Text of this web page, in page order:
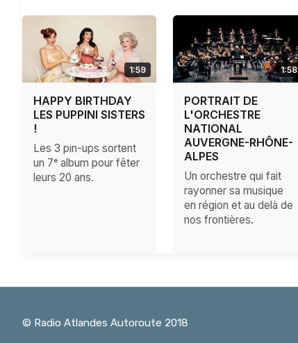
1:59
HAPPY BIRTHDAY
LES PUPPINI SISTERS
!
Les 3 pin-ups sortent
un 7ᵉ album pour fêter
leurs 20 ans.
1:58
PORTRAIT DE
L'ORCHESTRE
NATIONAL
AUVERGNE-RHÔNE-
ALPES
Un orchestre qui fait
rayonner sa musique
en région et au delà de
nos frontières.
© Radio Atlandes Autoroute 2018